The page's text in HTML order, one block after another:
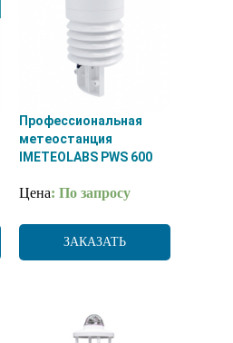
Профессиональная
метеостанция
IMETEOLABS PWS 600
Цена: По запросу
ЗАКАЗАТЬ